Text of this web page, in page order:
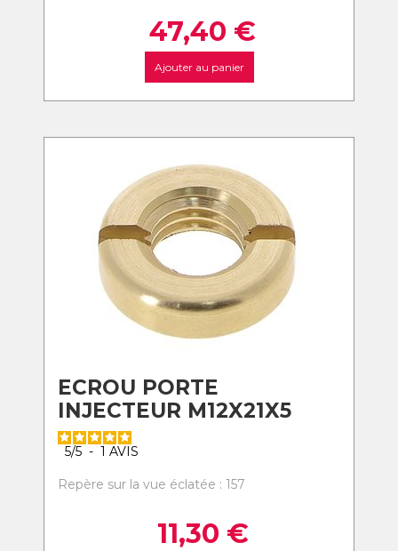
47,40 €
Ajouter au panier
ECROU PORTE
INJECTEUR M12X21X5
5/5 - 1 AVIS
Repère sur la vue éclatée : 157
11,30 €